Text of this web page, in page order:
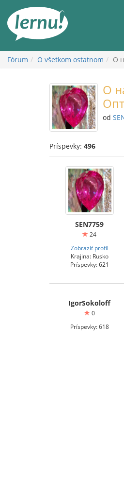
obsah
Fórum O všetkom ostatnom О
О
od
Príspevky: 496
SEN7759
24
Zobraziť profil
Krajina: Rusko
Príspevky: 621
IgorSokoloff
0
Príspevky: 618